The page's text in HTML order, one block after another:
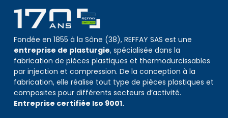
Fondée en 1855 à la Sône (38), REFFAY SAS est une
entreprise de plasturgie, spécialisée dans la
fabrication de pièces plastiques et thermodurcissables
par injection et compression. De la conception à la
fabrication, elle réalise tout type de pièces plastiques et
composites pour différents secteurs d’activité.
Entreprise certifiée Iso 9001.